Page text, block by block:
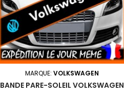
MARQUE:VOLKSWAGEN
BANDE PARE-SOLEIL VOLKSWAGEN